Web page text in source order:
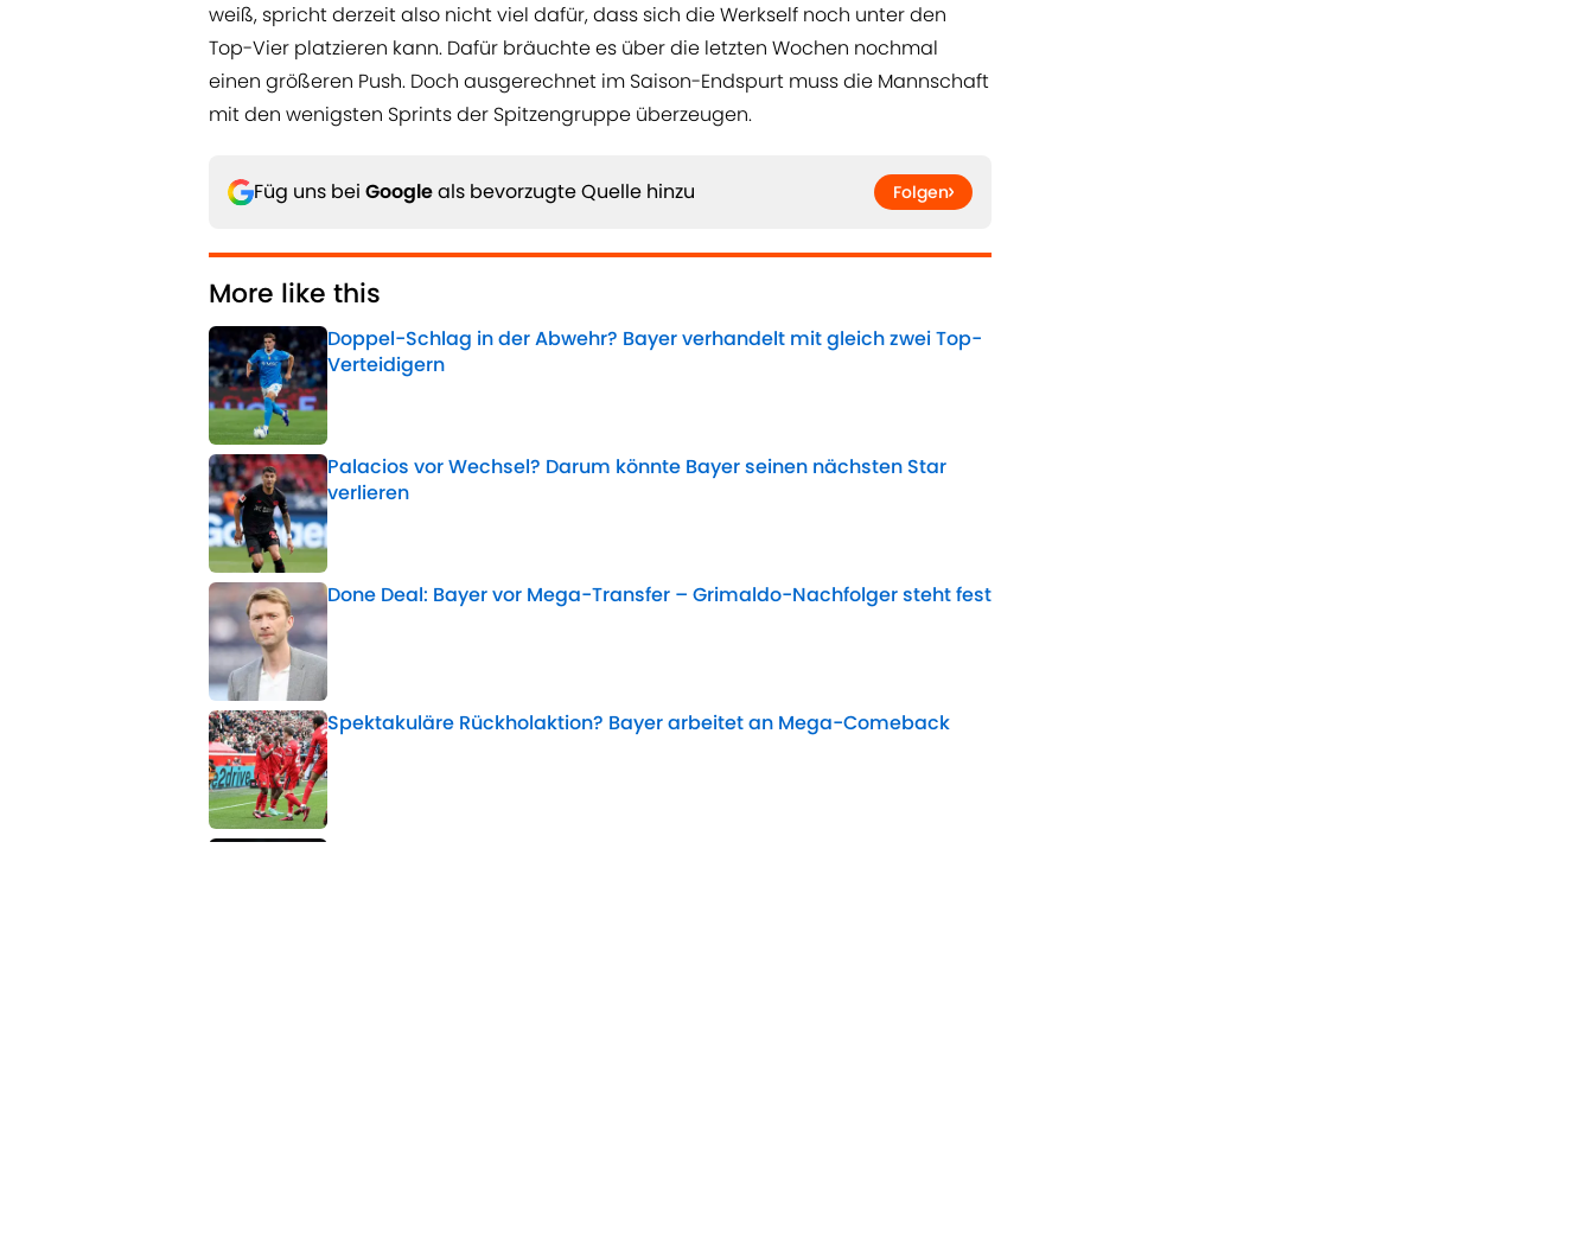
weiß, spricht derzeit also nicht viel dafür, dass sich die Werkself noch unter den
Top-Vier platzieren kann. Dafür bräuchte es über die letzten Wochen nochmal
einen größeren Push. Doch ausgerechnet im Saison-Endspurt muss die Mannschaft
mit den wenigsten Sprints der Spitzengruppe überzeugen.
Füg uns bei Googleals bevorzugte Quelle hinzu Folgen
More like this
Doppel-Schlag in der Abwehr? Bayer verhandelt mit gleich zwei Top-
Verteidigern
Published by on Invalid Date
Palacios vor Wechsel? Darum könnte Bayer seinen nächsten Star
verlieren
Published by on Invalid Date
Done Deal: Bayer vor Mega-Transfer – Grimaldo-Nachfolger steht fest
Published by on Invalid Date
Spektakuläre Rückholaktion? Bayer arbeitet an Mega-Comeback
Published by on Invalid Date